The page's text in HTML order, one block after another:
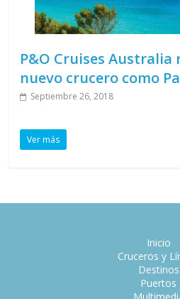
P&O Cruises Australia
nuevo crucero como
Septiembre 26, 2018
Ver más
Inicio
Cruceros y
Destinos
Puertos